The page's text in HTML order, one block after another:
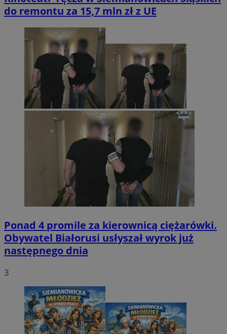
do remontu za 15,7 mln zł z UE
Ponad 4 promile za kierownicą ciężarówki.
Obywatel Białorusi usłyszał wyrok już
następnego dnia
3